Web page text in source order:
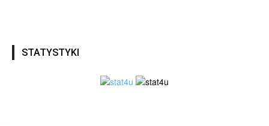
STATYSTYKI